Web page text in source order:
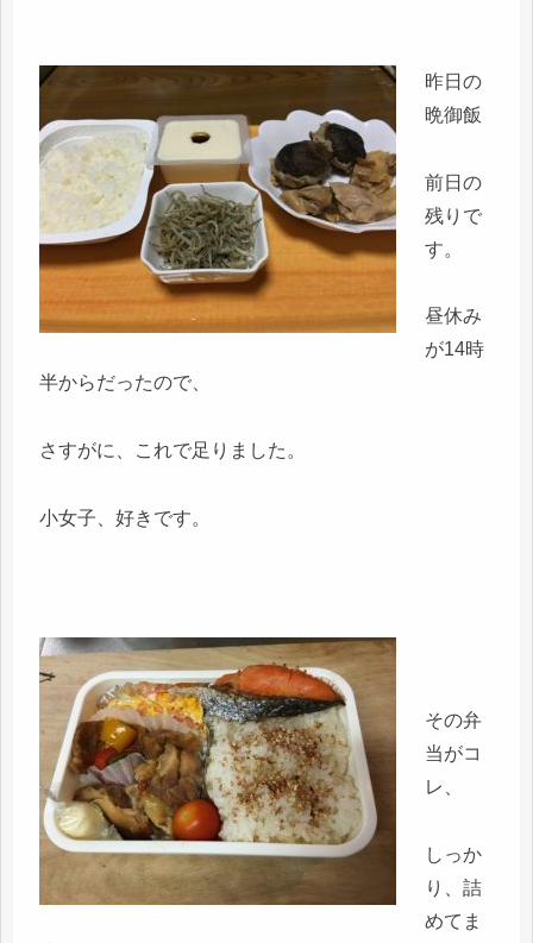
昨日の
晩御飯
前日の
残りで
す。
昼休み
が14時
半からだったので、
さすがに、これで足りました。
小女子、好きです。
その弁
当がコ
レ、
しっか
り、詰
めてま